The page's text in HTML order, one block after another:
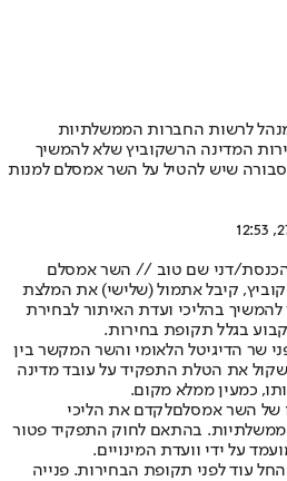
לרשות החברות הממשלתיות
המדינה הרשקוביץ שלא להמשיך
סבורה שיש להטיל על השר אמסלם למנות
דני שם טוב // השר אמסלם
קיבל אתמול (שלישי) את המלצת
להמשיך בהליכי ועדת האיתור לבחירת
בגלל תקופת בחירות.
שר הדיגיטל הלאומי והשר המקשר בין
את הטלת התפקיד על עובד מדינה
כמעין ממלא מקום.
של השר אמסלםלקדם את הליכי
בהתאם לחוק התפקיד פטור
על ידי וועדת המינויים.
עוד לפני תקופת הבחירות. פנייה